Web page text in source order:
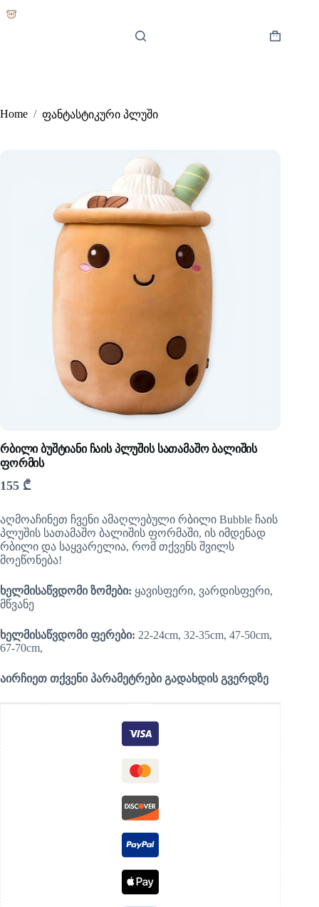
to
Shopping
Home / ფანტასტიკური პლუში
რბილი ბუშტიანი ჩაის პლუშის სათამაშო ბალიშის
ფორმის
155 ₾
აღმოაჩინეთ ჩვენი ამაღლებული რბილი Bubble ჩაის
პლუშის სათამაშო ბალიშის ფორმაში, ის იმდენად
რბილი და საყვარელია, რომ თქვენს შვილს
მოეწონება!
ხელმისაწვდომი ზომები: ყავისფერი, ვარდისფერი,
მწვანე
ხელმისაწვდომი ფერები: 22-24cm, 32-35cm, 47-50cm,
67-70cm,
აირჩიეთ თქვენი პარამეტრები გადახდის გვერდზე